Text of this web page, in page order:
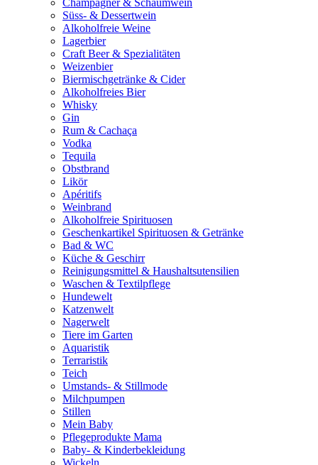
Champagner & Schaumwein
Süss- & Dessertwein
Alkoholfreie Weine
Lagerbier
Craft Beer & Spezialitäten
Weizenbier
Biermischgetränke & Cider
Alkoholfreies Bier
Whisky
Gin
Rum & Cachaça
Vodka
Tequila
Obstbrand
Likör
Apéritifs
Weinbrand
Alkoholfreie Spirituosen
Geschenkartikel Spirituosen & Getränke
Bad & WC
Küche & Geschirr
Reinigungsmittel & Haushaltsutensilien
Waschen & Textilpflege
Hundewelt
Katzenwelt
Nagerwelt
Tiere im Garten
Aquaristik
Terraristik
Teich
Umstands- & Stillmode
Milchpumpen
Stillen
Mein Baby
Pflegeprodukte Mama
Baby- & Kinderbekleidung
Wickeln